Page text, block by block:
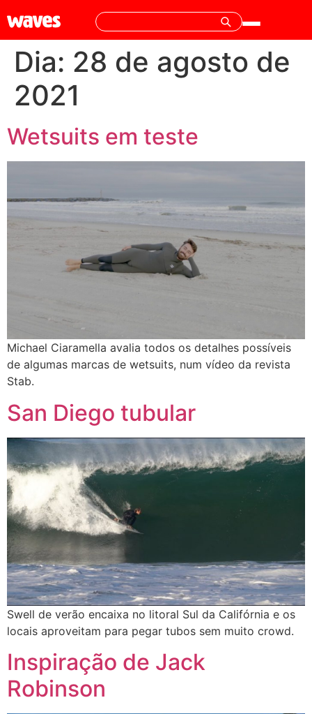
Dia: 28 de agosto de
2021
Wetsuits em teste
Michael Ciaramella avalia todos os detalhes possíveis
de algumas marcas de wetsuits, num vídeo da revista
Stab.
San Diego tubular
Swell de verão encaixa no litoral Sul da Califórnia e os
locais aproveitam para pegar tubos sem muito crowd.
Inspiração de Jack
Robinson